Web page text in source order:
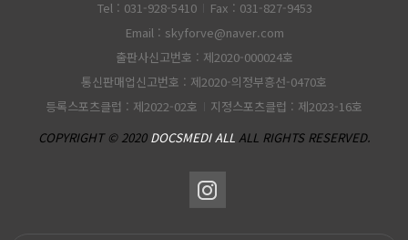
Tel : 031-928-5410
Fax : 031-827-9453
Email : skyforve@naver.com
출판사신고번호 : 제2020-000024호
통신판매업신고번호 : 제2020-의정부흥선-0470호
등록스포츠클럽 : 제2022-02호
지정스포츠클럽 : 제2023-16호
COPYRIGHT © 2020 DOCSMEDI ALLALL RIGHTS RESERVED.